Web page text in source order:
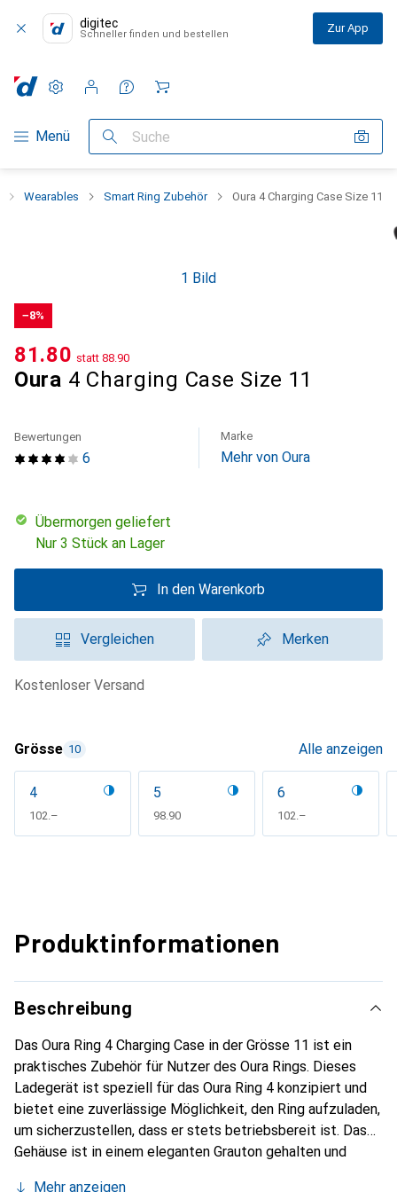
digitec
Schneller finden und bestellen Zur App
Navigation nach Kategorien
Menü Suche
Einstellungen
Kundenkonto
Vergleichslisten
Merklisten
Warenkorb
Wearables Smart Ring Zubehör Oura 4 Charging Case Size 11
1 Bild
−8%
Oura 4 Charging Case Size 11
CHF
81.80 statt CHF
88.90
6
Bewertungen Marke
Mehr von Oura
übermorgen geliefert
Nur 3 Stück an Lager
In den Warenkorb
Vergleichen Merken
kostenloser Versand
Grösse 10 Alle anzeigen
4
CHF
102.–
5
CHF
98.90
6
CHF
102.–
Produktinformationen
Beschreibung
Das Oura Ring 4 Charging Case in der Grösse 11 ist ein
praktisches Zubehör für Nutzer des Oura Rings. Dieses
Ladegerät ist speziell für das Oura Ring 4 konzipiert und
bietet eine zuverlässige Möglichkeit, den Ring aufzuladen,
um sicherzustellen, dass er stets betriebsbereit ist. Das
Gehäuse ist in einem eleganten Grauton gehalten und
Mehr anzeigen